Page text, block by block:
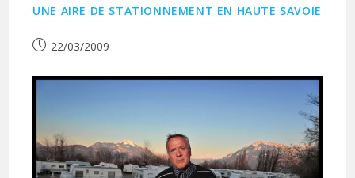
UNE AIRE DE STATIONNEMENT EN HAUTE SAVOIE
Publication
22/03/2009